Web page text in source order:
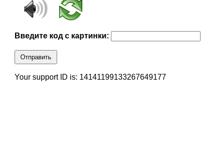
Введите код с картинки:
Отправить
Your support ID is: 14141199133267649177